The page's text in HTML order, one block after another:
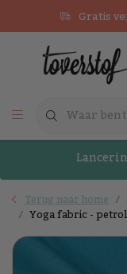
Gratis
Terug naar home
Yoga fabric - petrol